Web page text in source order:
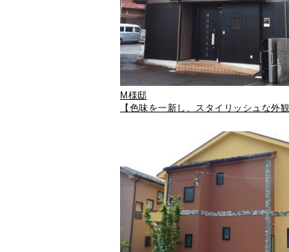
M様邸
【色味を一新し、スタイリッシュな外観